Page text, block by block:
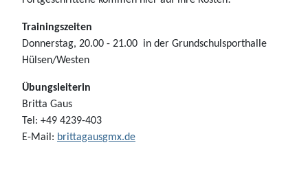
Trainingszeiten
Donnerstag, 20.00 - 21.00 in der Grundschulsporthalle
Hülsen/Westen
Übungsleiterin
Britta Gaus
Tel: +49 4239-403
E-Mail: brittagausgmx.de